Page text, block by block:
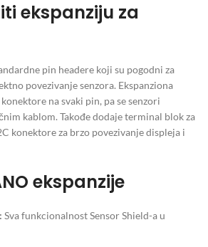
ekspanziju za
pin headere koji su pogodni za
povezivanje senzora. Ekspanziona
na svaki pin, pa se senzori
kablom. Takođe dodaje terminal blok za
konektore za brzo povezivanje displeja i
ekspanzije
Sva funkcionalnost Sensor Shield-a u